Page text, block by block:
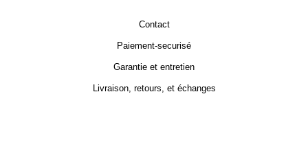
Contact
Paiement-securisé
Garantie et entretien
Livraison, retours, et échanges